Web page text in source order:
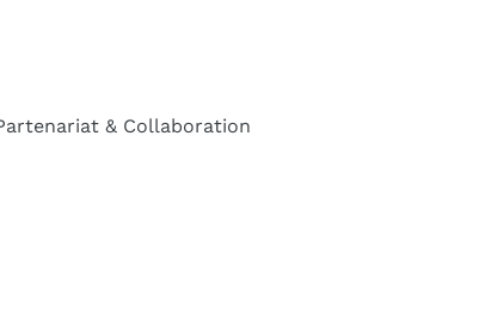
& Collaboration